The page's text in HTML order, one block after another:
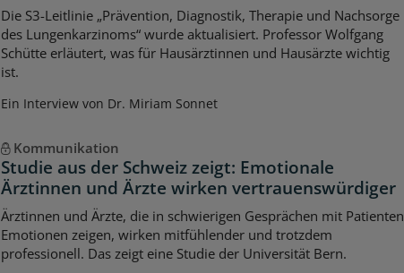
Die S3-Leitlinie „Prävention, Diagnostik, Therapie und Nachsorge
des Lungenkarzinoms“ wurde aktualisiert. Professor Wolfgang
Schütte erläutert, was für Hausärztinnen und Hausärzte wichtig
ist.
Ein Interview von Dr. Miriam Sonnet
Kommunikation
Studie aus der Schweiz zeigt: Emotionale
Ärztinnen und Ärzte wirken vertrauenswürdiger
Ärztinnen und Ärzte, die in schwierigen Gesprächen mit Patienten
Emotionen zeigen, wirken mitfühlender und trotzdem
professionell. Das zeigt eine Studie der Universität Bern.